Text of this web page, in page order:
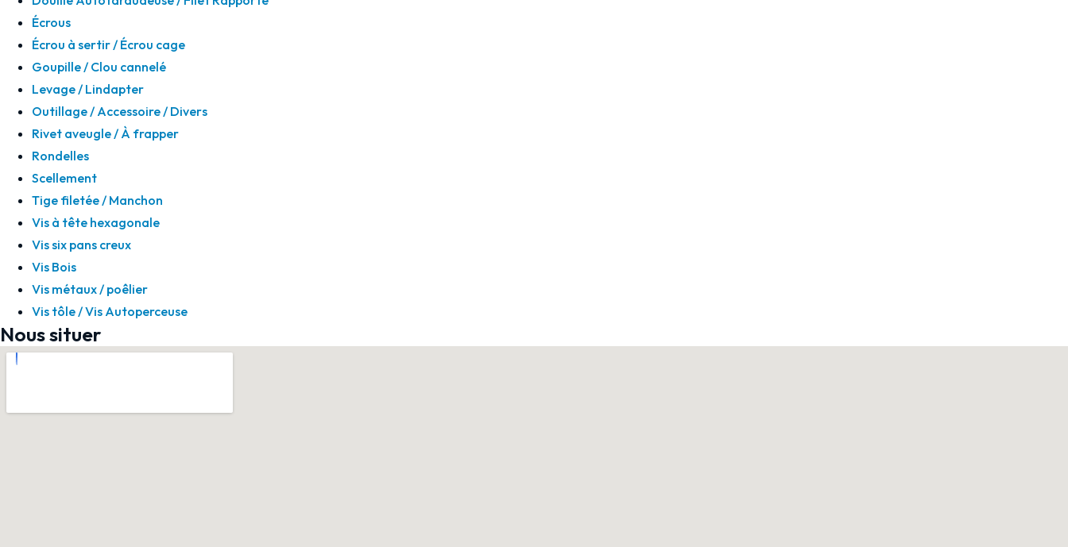
Écrous
Écrou à sertir / Écrou cage
Goupille / Clou cannelé
Levage / Lindapter
Outillage / Accessoire / Divers
Rivet aveugle / À frapper
Rondelles
Scellement
Tige filetée / Manchon
Vis à tête hexagonale
Vis six pans creux
Vis Bois
Vis métaux / poêlier
Vis tôle / Vis Autoperceuse
Nous situer